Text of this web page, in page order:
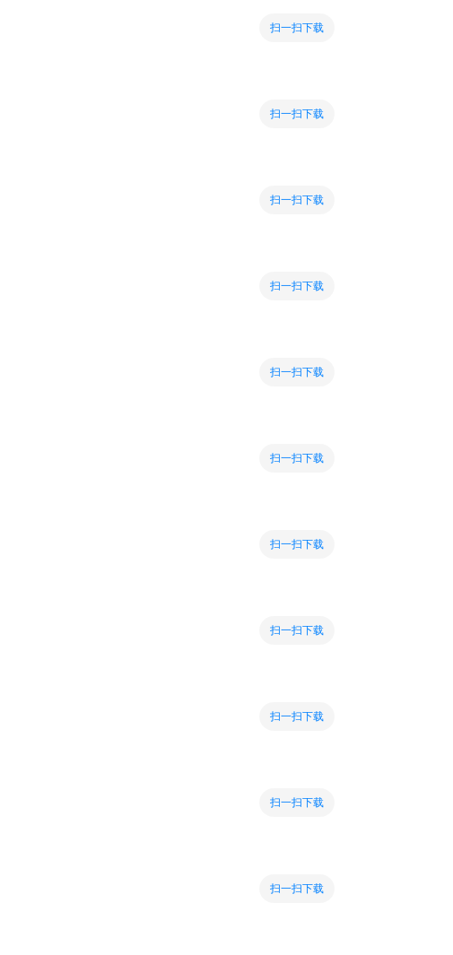
扫一扫下载
扫一扫下载
扫一扫下载
扫一扫下载
扫一扫下载
扫一扫下载
扫一扫下载
扫一扫下载
扫一扫下载
扫一扫下载
扫一扫下载